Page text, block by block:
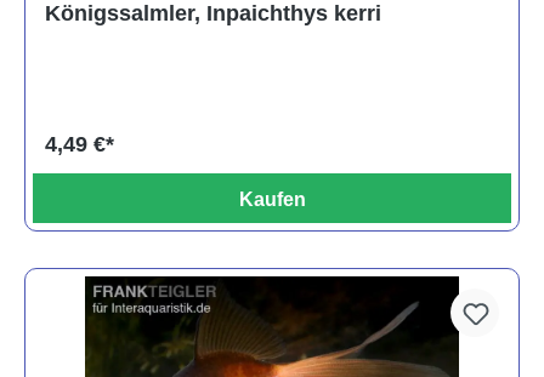
Königssalmler, Inpaichthys kerri
4,49 €*
Kaufen